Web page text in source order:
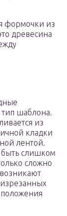
формочки из
древесина
шаблона.
из
кладки
лентой.
слишком
сложно
положения